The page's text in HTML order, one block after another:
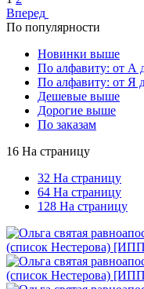
Вперед
По популярности
Новинки выше
По алфавиту: от А
По алфавиту: от Я
Дешевые выше
Дорогие выше
По заказам
16 На страницу
32 На страницу
64 На страницу
128 На страницу